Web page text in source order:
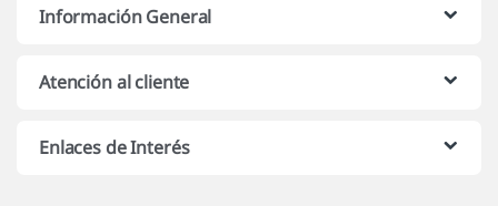
Información General
Atención al cliente
Enlaces de Interés